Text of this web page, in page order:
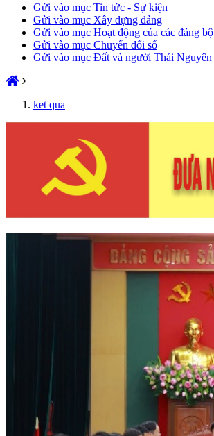
Gửi vào mục Tin tức - Sự kiện
Gửi vào mục Xây dựng đảng
Gửi vào mục Hoạt động của các đảng bộ
Gửi vào mục Chuyển đổi số
Gửi vào mục Đất và người Thái Nguyên
ket qua